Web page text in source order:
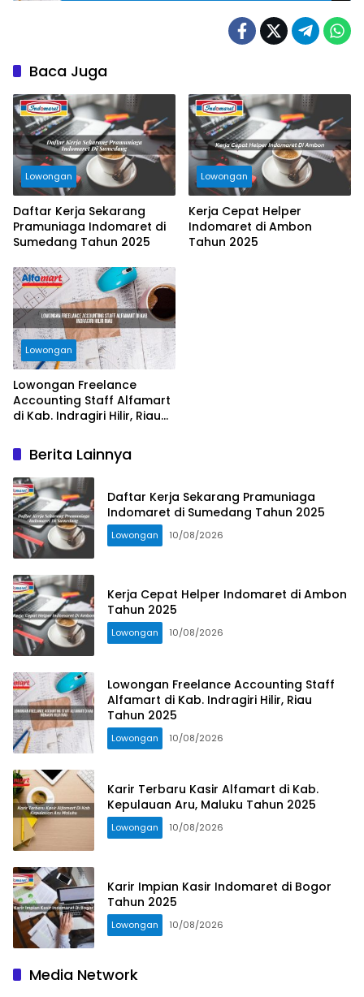
Baca Juga
Lowongan
Daftar Kerja Sekarang
Pramuniaga Indomaret di
Sumedang Tahun 2025
Lowongan
Kerja Cepat Helper
Indomaret di Ambon
Tahun 2025
Lowongan
Lowongan Freelance
Accounting Staff Alfamart
di Kab. Indragiri Hilir, Riau
Berita Lainnya
Daftar Kerja Sekarang Pramuniaga
Indomaret di Sumedang Tahun 2025
Lowongan 10/08/2026
Kerja Cepat Helper Indomaret di Ambon
Tahun 2025
Lowongan 10/08/2026
Lowongan Freelance Accounting Staff
Alfamart di Kab. Indragiri Hilir, Riau
Tahun 2025
Lowongan 10/08/2026
Karir Terbaru Kasir Alfamart di Kab.
Kepulauan Aru, Maluku Tahun 2025
Lowongan 10/08/2026
Karir Impian Kasir Indomaret di Bogor
Tahun 2025
Lowongan 10/08/2026
Media Network